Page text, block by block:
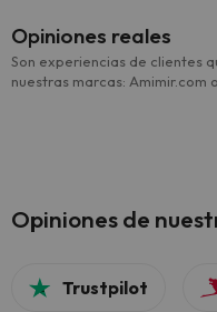
Opiniones reales
Son experiencias de clientes
nuestras marcas: Amimir.com
Opiniones de
Trustpilot